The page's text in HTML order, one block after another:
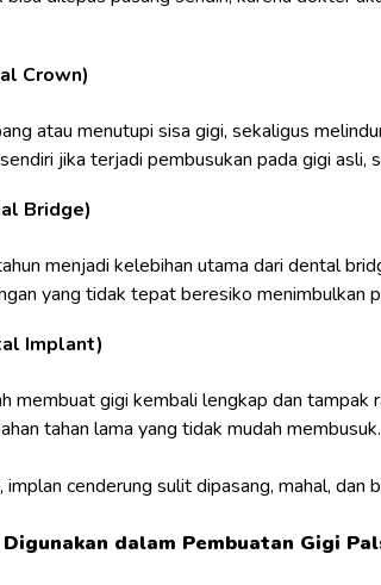
Crown)
atau menutupi sisa gigi, sekaligus
jika terjadi pembusukan pada gigi
Bridge)
menjadi kelebihan utama dari dental
yang tidak tepat beresiko menimbulkan
Implant)
membuat gigi kembali lengkap dan
tahan lama yang tidak mudah membusuk.
implan cenderung sulit dipasang, mahal,
dalam Pembuatan Gigi